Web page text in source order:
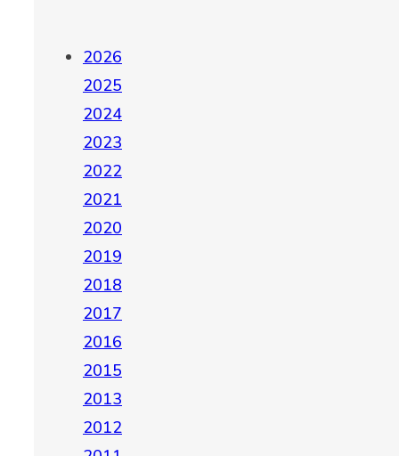
2026
2025
2024
2023
2022
2021
2020
2019
2018
2017
2016
2015
2013
2012